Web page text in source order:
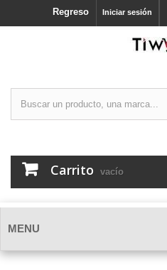
Iniciar sesión
Regreso
Carrito vacío
MENU